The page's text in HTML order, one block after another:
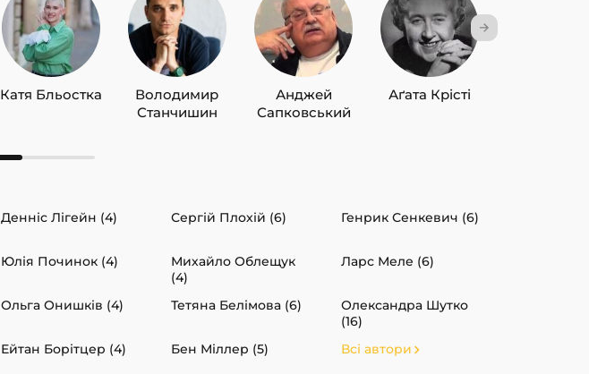
Катя Бльостка
Володимир
Станчишин
Анджей
Сапковський
Аґата Крісті
Денніс Лігейн (4) Сергій Плохій (6) Генрик Сенкевич (6)
Юлія Починок (4)
Михайло Облещук
(4)
Ларс Меле (6)
Ольга Онишків (4) Тетяна Белімова (6)
Олександра Шутко
(16)
Ейтан Борітцер (4) Бен Міллер (5) Всі автори